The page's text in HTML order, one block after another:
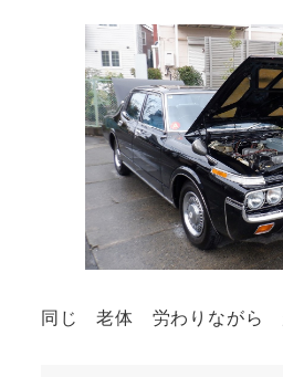
同じ 老体 労わりながら